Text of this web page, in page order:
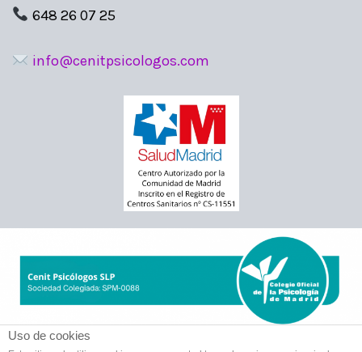
648 26 07 25
info@cenitpsicologos.com
Uso de cookies